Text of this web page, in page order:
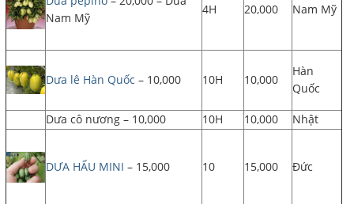
Nam Mỹ
4H 20,000 Nam Mỹ
Dưa lê Hàn Quốc – 10,000 10H 10,000
Hàn
Quốc
Dưa cô nương – 10,000 10H 10,000 Nhật
DƯA HẤU MINI – 15,000 10 15,000 Đức